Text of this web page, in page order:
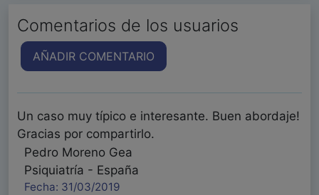
Comentarios de los usuarios
AÑADIR COMENTARIO
Un caso muy típico e interesante. Buen abordaje!
Gracias por compartirlo.
Pedro Moreno Gea
Psiquiatría - España
Fecha: 31/03/2019